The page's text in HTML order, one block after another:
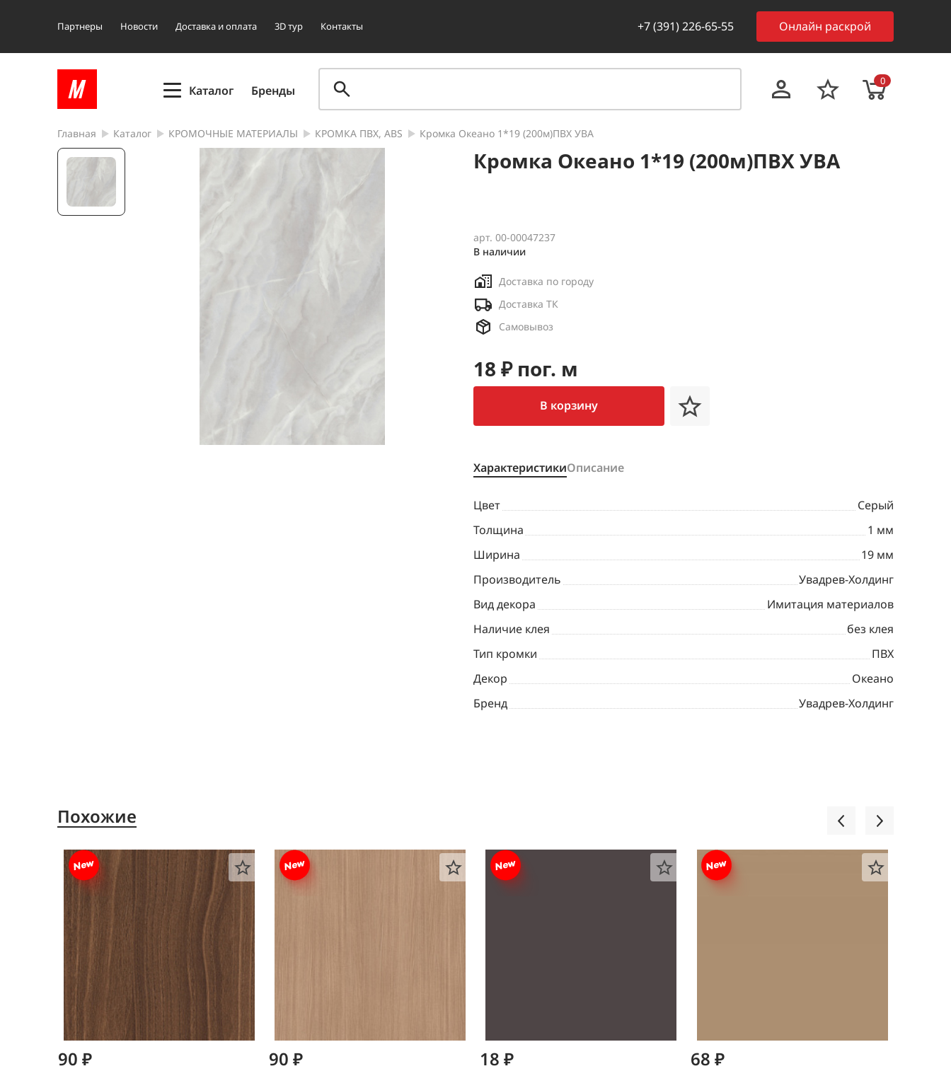
Партнеры Новости Доставка и оплата 3D тур Контакты +7 (391) 226-65-55 Онлайн раскрой
Каталог Бренды
0
Главная Каталог КРОМОЧНЫЕ МАТЕРИАЛЫ КРОМКА ПВХ, ABS Кромка Океано 1*19 (200м)ПВХ УВА
Кромка Океано 1*19 (200м)ПВХ УВА
арт. 00-00047237
В наличии
Доставка по городу
Доставка ТК
Самовывоз
18 ₽ пог. м
В корзину
ХарактеристикиОписание
Цвет
Серый
Толщина
1 мм
Ширина
19 мм
Производитель
Увадрев-Холдинг
Вид декора
Имитация материалов
Наличие клея
без клея
Тип кромки
ПВХ
Декор
Океано
Бренд
Увадрев-Холдинг
Похожие
90 ₽ 90 ₽ 18 ₽ 68 ₽